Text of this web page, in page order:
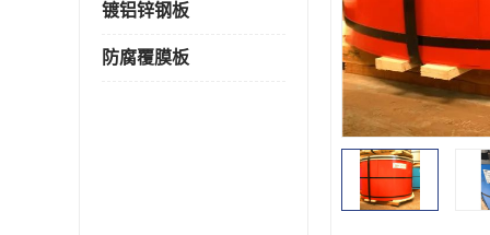
镀铝锌钢板
防腐覆膜板